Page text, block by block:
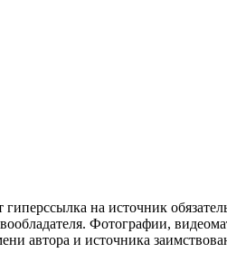
на источник
Фотографии,
автора и источника